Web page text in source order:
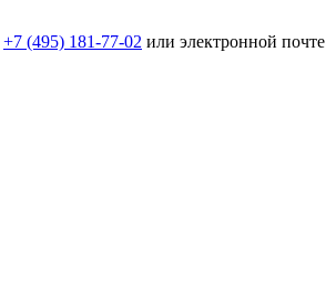
+7 (495) 181-77-02 или электронной почте